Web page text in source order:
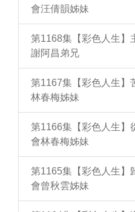
會汪倩韻姊妹
第1168集【彩色人生】
謝阿昌弟兄
第1167集【彩色人生】
林春梅姊妹
第1166集【彩色人生】
會林春梅姊妹
第1165集【彩色人生】
會曾秋雲姊妹